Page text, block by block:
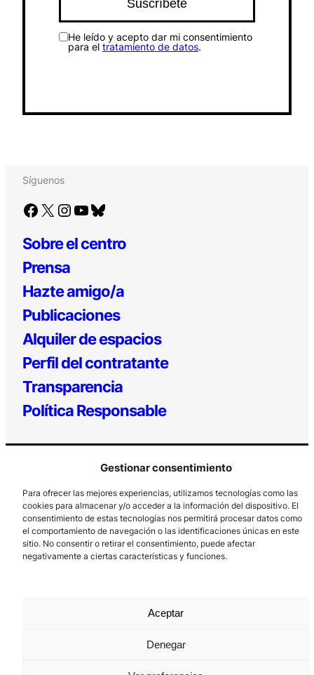
Gestionar consentimiento
Para ofrecer las mejores experiencias, utilizamos tecnologías como las
cookies para almacenar y/o acceder a la información del dispositivo. El
consentimiento de estas tecnologías nos permitirá procesar datos como
el comportamiento de navegación o las identificaciones únicas en este
sitio. No consentir o retirar el consentimiento, puede afectar
negativamente a ciertas características y funciones.
Aceptar
Denegar
He leído y acepto dar mi consentimiento
para el tratamiento de datos.
Síguenos
Facebook X Instagram YouTube Bluesky
Sobre el centro
Prensa
Hazte amigo/a
Publicaciones
Alquiler de espacios
Perfil del contratante
Transparencia
Política Responsable
Los Prados, 121 – 33203 Gijón
985 185 577 – info@laboralcentrodearte.org